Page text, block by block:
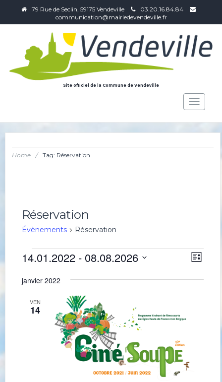
79 Rue de Seclin, 59175 Vendeville
03.20.16.84.84
communication@mairiedevendeville.fr
Site officiel de la Commune de Vendeville
Toggle
Home / Tag: Réservation
Réservation
Évènements Réservation
Évènements
vues
Liste
14.01.2022 - 08.08.2026
date.
janvier 2022
VEN
14